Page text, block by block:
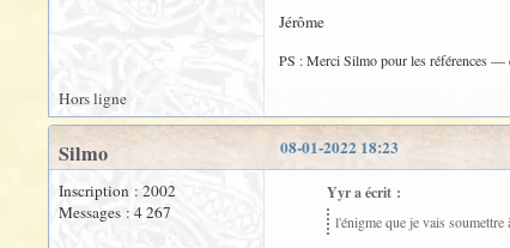
Jérôme
PS : Merci Silmo pour les références —
Hors ligne
08-01-2022 18:23
Silmo
Inscription : 2002
Messages : 4 267
Yyr a écrit :
l'énigme que je vais soumettre